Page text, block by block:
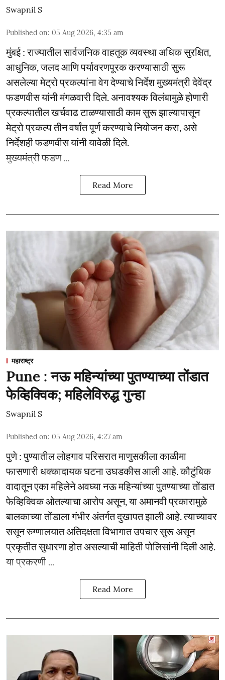
Swapnil S
Published on: 05 Aug 2026, 4:35 am
मुंबई : राज्यातील सार्वजनिक वाहतूक व्यवस्था अधिक सुरक्षित,
आधुनिक, जलद आणि पर्यावरणपूरक करण्यासाठी सुरू
असलेल्या मेट्रो प्रकल्पांना वेग देण्याचे निर्देश मुख्यमंत्री देवेंद्र
फडणवीस यांनी मंगळवारी दिले. अनावश्यक विलंबामुळे होणारी
प्रकल्पातील खर्चवाढ टाळण्यासाठी काम सुरू झाल्यापासून
मेट्रो प्रकल्प तीन वर्षांत पूर्ण करण्याचे नियोजन करा, असे
निर्देशही फडणवीस यांनी यावेळी दिले.
मुख्यमंत्री फडण ...
Read More
महाराष्ट्र
Pune : नऊ महिन्यांच्या पुतण्याच्या तोंडात
फेव्हिक्विक; महिलेविरुद्ध गुन्हा
Swapnil S
Published on: 05 Aug 2026, 4:27 am
पुणे : पुण्यातील लोहगाव परिसरात माणुसकीला काळीमा
फासणारी धक्कादायक घटना उघडकीस आली आहे. कौटुंबिक
वादातून एका महिलेने अवघ्या नऊ महिन्यांच्या पुतण्याच्या तोंडात
फेव्हिक्विक ओतल्याचा आरोप असून, या अमानवी प्रकारामुळे
बालकाच्या तोंडाला गंभीर अंतर्गत दुखापत झाली आहे. त्याच्यावर
ससून रुग्णालयात अतिदक्षता विभागात उपचार सुरू असून
प्रकृतीत सुधारणा होत असल्याची माहिती पोलिसांनी दिली आहे.
या प्रकरणी ...
Read More